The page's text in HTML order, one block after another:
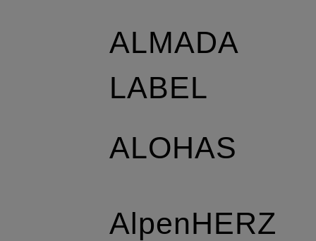
ALMADA
LABEL
ALOHAS
AlpenHERZ